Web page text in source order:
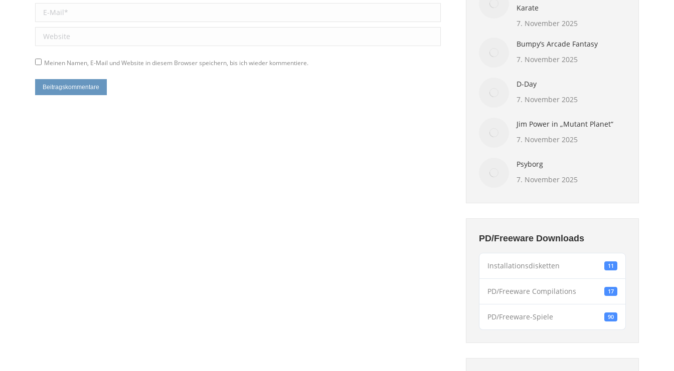
E-Mail *
Website
Meinen Namen, E-Mail und Website in diesem Browser speichern, bis ich wieder kommentiere.
Beitragskommentare
Karate
7. November 2025
Bumpy’s Arcade Fantasy
7. November 2025
D-Day
7. November 2025
Jim Power in „Mutant Planet“
7. November 2025
Psyborg
7. November 2025
PD/Freeware Downloads
Installationsdisketten 11
PD/Freeware Compilations 17
PD/Freeware-Spiele 90